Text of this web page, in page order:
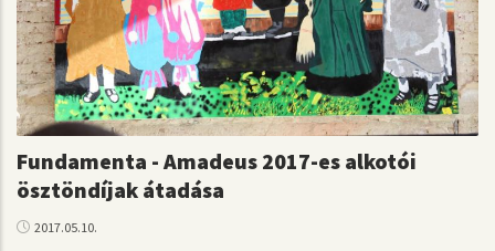
Fundamenta - Amadeus 2017-es alkotói
ösztöndíjak átadása
2017.05.10.